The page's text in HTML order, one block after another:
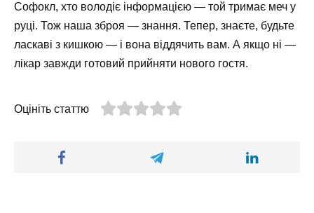
Софокл, хто володіє інформацією — той тримає меч у
руці. Тож наша зброя — знання. Тепер, знаєте, будьте
ласкаві з кишкою — і вона віддячить вам. А якщо ні —
лікар завжди готовий прийняти нового гостя.
Оцініть статтю